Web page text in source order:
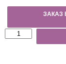
ЗАКАЗ
Количество
товара